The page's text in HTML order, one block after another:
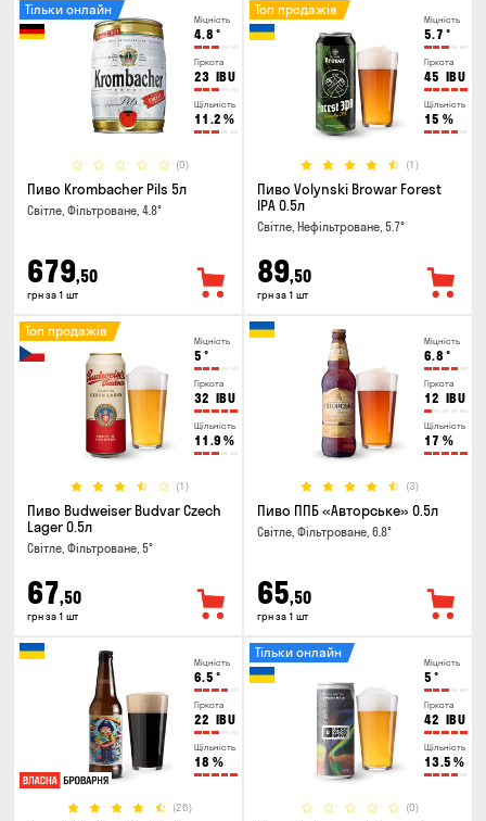
Міцність
4.8 °
Гіркота
23 IBU
Щільність
11.2 %
(0)
Тільки онлайн
Пиво Krombacher Pils 5л
Світле, Фільтроване, 4.8°
679,50
грн за 1 шт
Міцність
5.7 °
Гіркота
45 IBU
Щільність
15 %
(1)
Топ продажів
Пиво Volynski Browar Forest
IPA 0.5л
Світле, Нефільтроване, 5.7°
89,50
грн за 1 шт
Міцність
5 °
Гіркота
32 IBU
Щільність
11.9 %
(1)
Топ продажів
Пиво Budweiser Budvar Czech
Lager 0.5л
Світле, Фільтроване, 5°
67,50
грн за 1 шт
Міцність
6.8 °
Гіркота
12 IBU
Щільність
17 %
(3)
Пиво ППБ «Авторське» 0.5л
Світле, Фільтроване, 6.8°
65,50
грн за 1 шт
Міцність
6.5 °
Гіркота
22 IBU
Щільність
18 %
(26)
Міцність
5 °
Гіркота
42 IBU
Щільність
13.5 %
(0)
Тільки онлайн